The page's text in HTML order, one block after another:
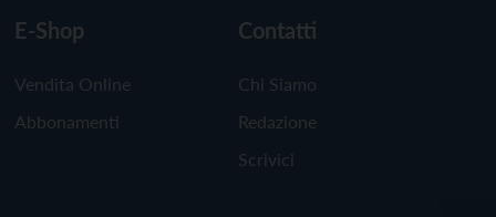
E-Shop
Vendita Online
Abbonamenti
Contatti
Chi Siamo
Redazione
Scrivici